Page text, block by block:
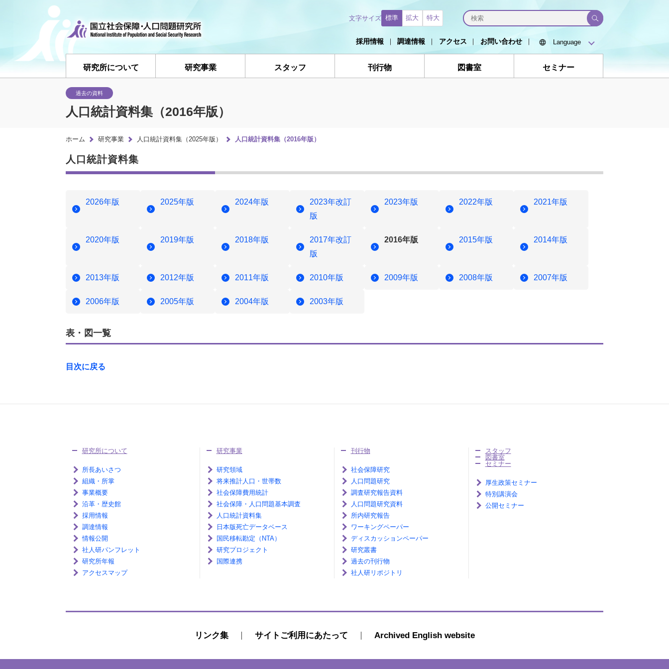
研究所について 研究事業 スタッフ 刊行物 図書室 セミナー
文字サイズ 標準 拡大 特大
採用情報 調達情報 アクセス お問い合わせ
過去の資料
人口統計資料集（2016年版）
ホーム 研究事業 人口統計資料集（2025年版） 人口統計資料集（2016年版）
人口統計資料集
2026年版 2025年版 2024年版
2023年改訂
版
2023年版 2022年版 2021年版
2020年版 2019年版 2018年版
2017年改訂
版
2016年版 2015年版 2014年版
2013年版 2012年版 2011年版 2010年版 2009年版 2008年版 2007年版
2006年版 2005年版 2004年版 2003年版
表・図一覧
目次に戻る
研究所について
所長あいさつ
組織・所掌
事業概要
沿革・歴史館
採用情報
調達情報
情報公開
社人研パンフレット
研究所年報
アクセスマップ
研究事業
研究領域
将来推計人口・世帯数
社会保障費用統計
社会保障・人口問題基本調査
人口統計資料集
日本版死亡データベース
国民移転勘定（NTA）
研究プロジェクト
国際連携
刊行物
社会保障研究
人口問題研究
調査研究報告資料
人口問題研究資料
所内研究報告
ワーキングペーパー
ディスカッションペーパー
研究叢書
過去の刊行物
社人研リポジトリ
スタッフ
図書室
セミナー
厚生政策セミナー
特別講演会
公開セミナー
リンク集 サイトご利用にあたって Archived English website